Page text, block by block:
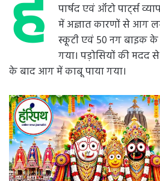
पार्षद एवं ऑटो पार्ट्स
में अज्ञात कारणों से आग
स्कूटी एवं 50 नग बाइक
गया। पड़ोसियों की
के बाद आग में काबू पाया गया।